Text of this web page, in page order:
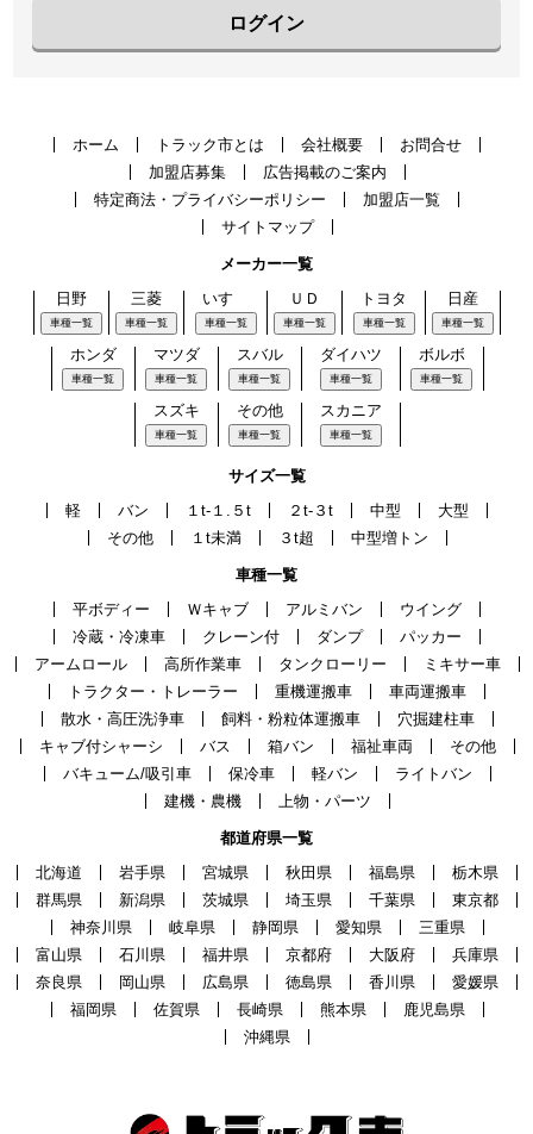
ログイン
ホーム トラック市とは 会社概要
お問合せ
加盟店募集
広告掲載のご案内
特定商法・プライバシーポリシー
加盟店一覧
サイトマップ
メーカー一覧
日野
車種一覧
三菱
車種一覧
いすゞ
車種一覧
ＵＤ
車種一覧
トヨタ
車種一覧
日産
車種一覧
ホンダ
車種一覧
マツダ
車種一覧
スバル
車種一覧
ダイハツ
車種一覧
ボルボ
車種一覧
スズキ
車種一覧
その他
車種一覧
スカニア
車種一覧
サイズ一覧
軽
バン １t-１.５t ２t-３t 中型
大型
その他
１t未満 ３t超 中型増トン
車種一覧
平ボディー
Ｗキャブ アルミバン
ウイング
冷蔵・冷凍車
クレーン付 ダンプ
パッカー
アームロール
高所作業車 タンクローリー
ミキサー車
トラクター・トレーラー
重機運搬車
車両運搬車
散水・高圧洗浄車
飼料・粉粒体運搬車
穴掘建柱車
キャブ付シャーシ
バス 箱バン 福祉車両
その他
バキューム/吸引車
保冷車 軽バン
ライトバン
建機・農機
上物・パーツ
都道府県一覧
北海道
岩手県 宮城県 秋田県 福島県
栃木県
群馬県
新潟県 茨城県 埼玉県 千葉県
東京都
神奈川県
岐阜県 静岡県 愛知県
三重県
富山県
石川県 福井県 京都府 大阪府
兵庫県
奈良県
岡山県 広島県 徳島県 香川県
愛媛県
福岡県
佐賀県 長崎県 熊本県
鹿児島県
沖縄県